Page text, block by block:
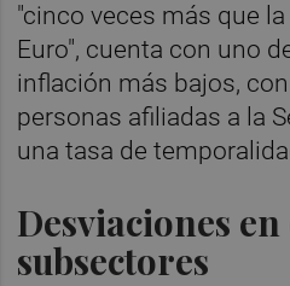
"cinco veces más que
Euro", cuenta con uno
inflación más bajos,
personas afiliadas a la
una tasa de
Desviaciones
subsectores